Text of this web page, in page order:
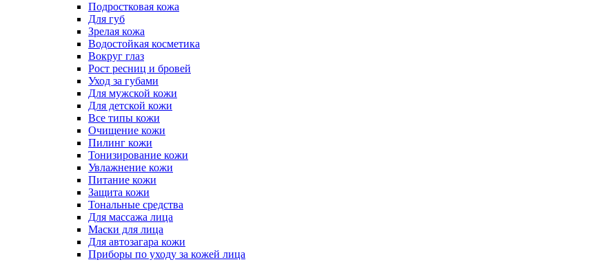
Подростковая кожа
Для губ
Зрелая кожа
Водостойкая косметика
Вокруг глаз
Рост ресниц и бровей
Уход за губами
Для мужской кожи
Для детской кожи
Все типы кожи
Очищение кожи
Пилинг кожи
Тонизирование кожи
Увлажнение кожи
Питание кожи
Защита кожи
Тональные средства
Для массажа лица
Маски для лица
Для автозагара кожи
Приборы по уходу за кожей лица